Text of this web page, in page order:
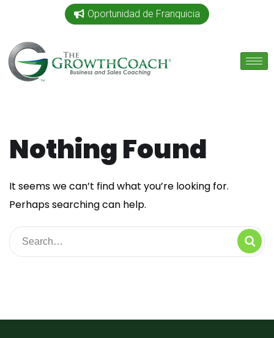
Oportunidad de Franquicia
Nothing Found
It seems we can’t find what you’re looking for.
Perhaps searching can help.